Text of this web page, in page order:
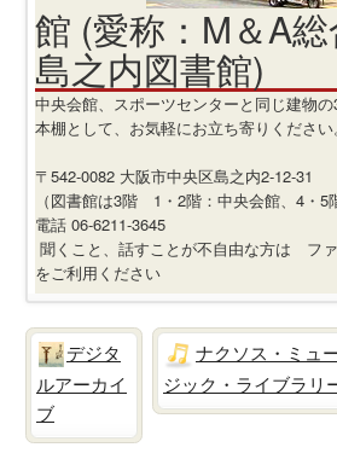
館 (愛称：M＆A
島之内図書館)
中央会館、スポーツセンターと同じ建物
本棚として、お気軽にお立ち寄りください。
〒542-0082 大阪市中央区島之内2-12-31
（図書館は3階 1・2階：中央会館、4・5
電話 06-6211-3645
聞くこと、話すことが不自由な方は フ
をご利用ください
デジタ
ルアーカイ
ブ
ナクソス・ミュ
ジック・ライブラリ